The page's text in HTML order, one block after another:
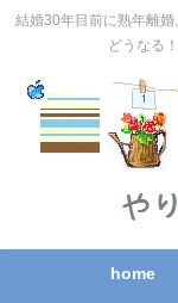
結婚30年目前に熟年離
どうなる
home